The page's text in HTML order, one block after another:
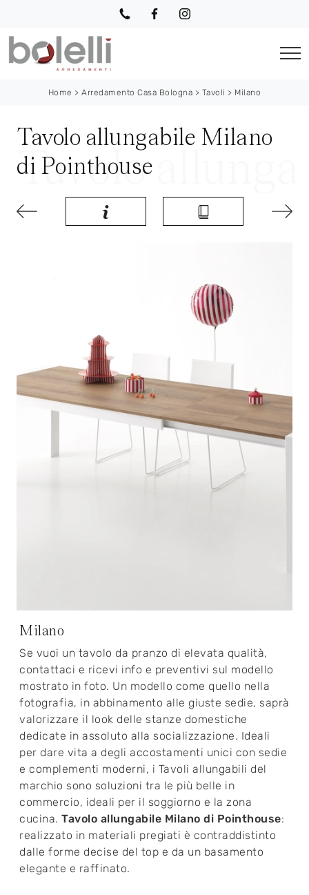
Home >Arredamento Casa Bologna > Tavoli > Milano
Tavolo allungabile Milano
di Pointhouse
Milano
Se vuoi un tavolo da pranzo di elevata qualità,
contattaci e ricevi info e preventivi sul modello
mostrato in foto. Un modello come quello nella
fotografia, in abbinamento alle giuste sedie, saprà
valorizzare il look delle stanze domestiche
dedicate in assoluto alla socializzazione. Ideali
per dare vita a degli accostamenti unici con sedie
e complementi moderni, i Tavoli allungabili del
marchio sono soluzioni tra le più belle in
commercio, ideali per il soggiorno e la zona
cucina. Tavolo allungabile Milano di Pointhouse:
realizzato in materiali pregiati è contraddistinto
dalle forme decise del top e da un basamento
elegante e raffinato.